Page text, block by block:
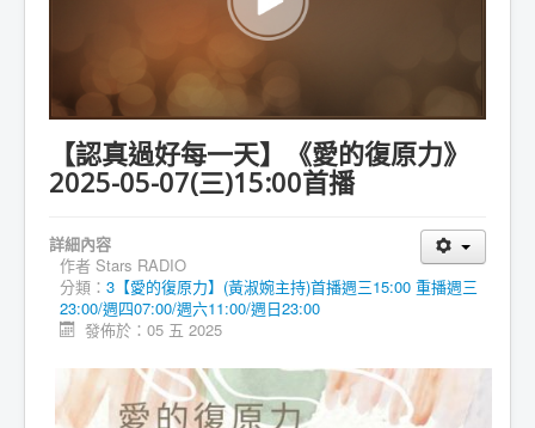
【認真過好每一天】《愛的復原力》
2025-05-07(三)15:00首播
詳細內容
作者 Stars RADIO
分類： 3【愛的復原力】(黃淑婉主持)首播週三15:00 重播週三
23:00/週四07:00/週六11:00/週日23:00
發佈於：05 五 2025